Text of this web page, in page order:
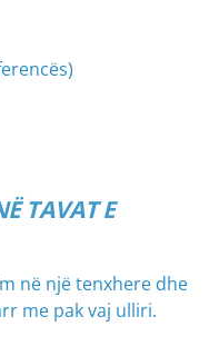
TAVAT E
në një tenxhere dhe
me pak vaj ulliri.